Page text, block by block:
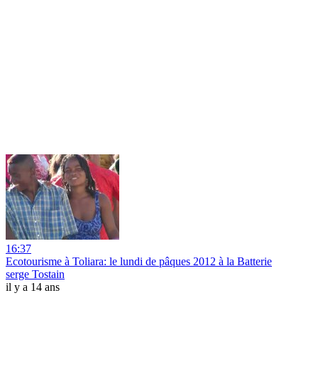
16:37
Ecotourisme à Toliara: le lundi de pâques 2012 à la Batterie
serge Tostain
il y a 14 ans